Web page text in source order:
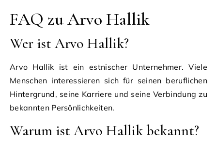
FAQ zu Arvo Hallik
Wer ist Arvo Hallik?
Arvo Hallik ist ein estnischer Unternehmer. Viele
Menschen interessieren sich für seinen beruflichen
Hintergrund, seine Karriere und seine Verbindung zu
bekannten Persönlichkeiten.
Warum ist Arvo Hallik bekannt?